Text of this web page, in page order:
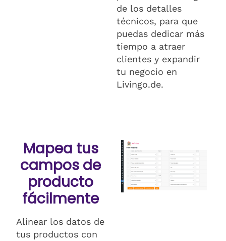
de los detalles
técnicos, para que
puedas dedicar más
tiempo a atraer
clientes y expandir
tu negocio en
Livingo.de.
Mapea tus
campos de
producto
fácilmente
Alinear los datos de
tus productos con